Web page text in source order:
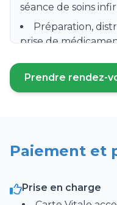
séance de soins
Préparation,
prise de
Soins de stomie /
Surveillance
chimiothérapie
Perfusion
Prendre rendez-
(ouvre
Paiement et
Prise en charge